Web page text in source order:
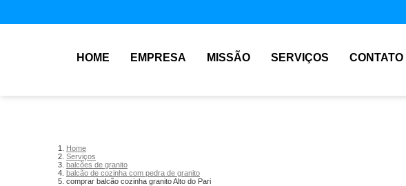
HOME EMPRESA MISSÃO SERVIÇOS CONTATO
Home
Serviços
balcões de granito
balcão de cozinha com pedra de granito
comprar balcão cozinha granito Alto do Pari